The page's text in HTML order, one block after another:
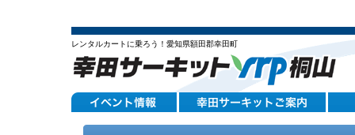
レンタルカートに乗ろう！愛知県額田郡幸田町